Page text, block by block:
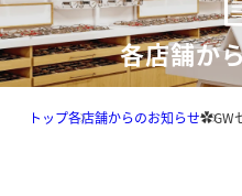
各店舗か
トップ各店舗からのお知らせ✿GW